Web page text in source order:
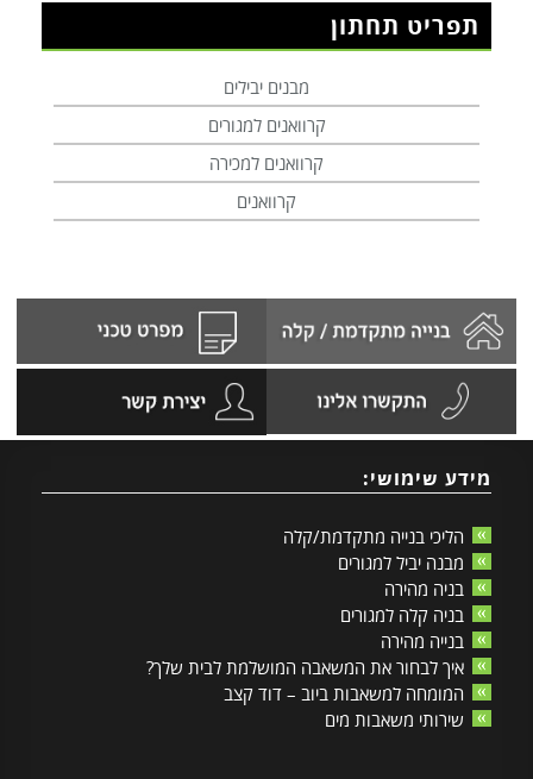
תפריט תחתון
מבנים יבילים
קרוואנים למגורים
קרוואנים למכירה
קרוואנים
מידע שימושי:
הליכי בנייה מתקדמת/קלה
מבנה יביל למגורים
בניה מהירה
בניה קלה למגורים
בנייה מהירה
איך לבחור את המשאבה המושלמת לבית שלך?
המומחה למשאבות ביוב – דוד קצב
שירותי משאבות מים